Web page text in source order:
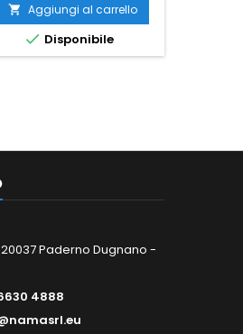
 Aggiungi al carrello
 Disponibile
Paderno Dugnano -
4888